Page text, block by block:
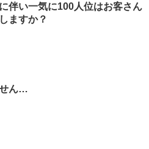
伴い一気に100人位はお客さん
ますか？
ん…